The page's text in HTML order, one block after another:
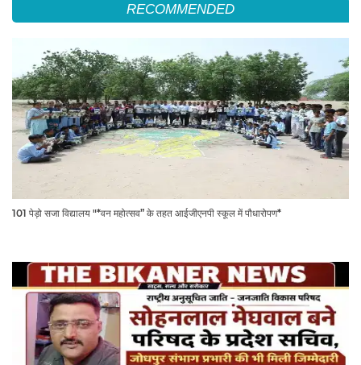
RECOMMENDED
101 पेड़ो सजा विद्यालय "*वन महोत्सव” के तहत आईजीएनपी स्कूल में पौधारोपण*